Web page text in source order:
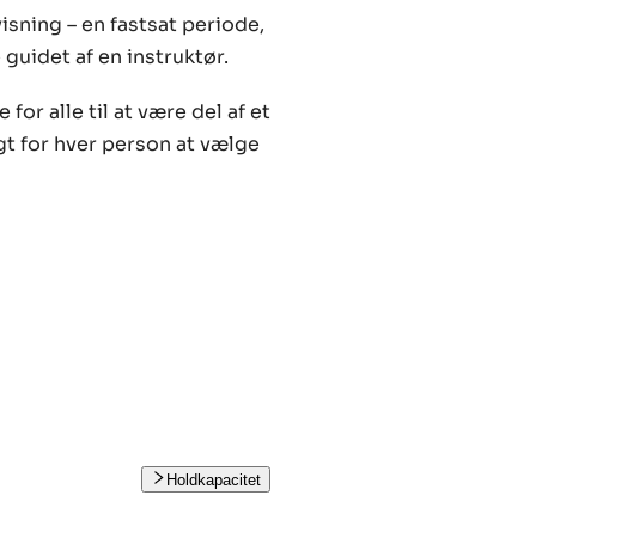
– en fastsat periode,
af en instruktør.
for alle til at være del af et
for hver person at vælge
Holdkapacitet